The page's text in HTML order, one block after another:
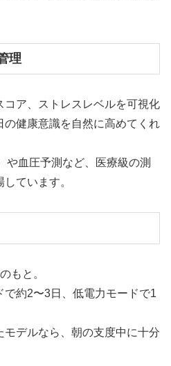
理
ア、ストレスレベルを可視化
の健康意識を自然に高めてくれ
や血圧予測など、医療級の測
ています。
もと。
約2〜3日、低電力モードで1
モデルなら、朝の支度中に十分